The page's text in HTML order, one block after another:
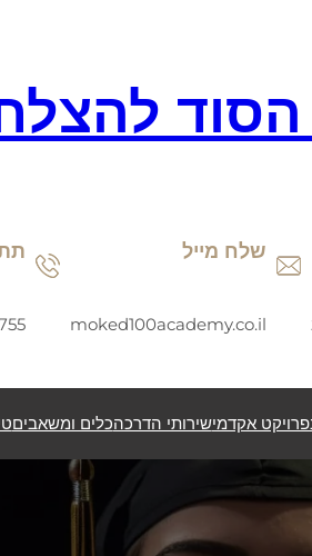
הסוד
שלח מייל
moked100academy.co.il
אקדמישירותי הדרכהכלים ומשאבים